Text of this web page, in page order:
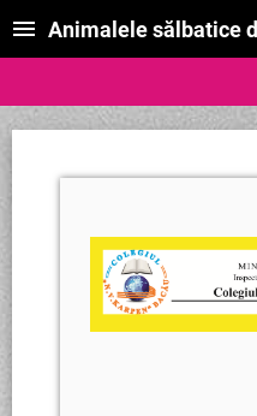
Animalele sălbatice